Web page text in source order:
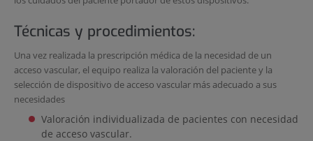
Técnicas y procedimientos:
Una vez realizada la prescripción médica de la necesidad de un
acceso vascular, el equipo realiza la valoración del paciente y la
selección de dispositivo de acceso vascular más adecuado a sus
necesidades
Valoración individualizada de pacientes con necesidad
de acceso vascular.